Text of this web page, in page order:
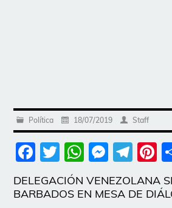
Política 18/07/2019 Staff
Facebook
Twitter
DELEGACIÓN VENEZOLANA
BARBADOS EN MESA DE